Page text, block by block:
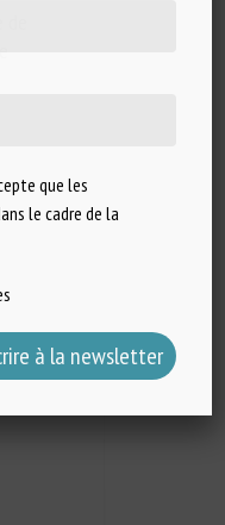
que les
le cadre de la